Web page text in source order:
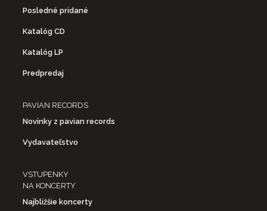
Posledné pridané
Katalóg CD
Katalóg LP
Predpredaj
PAVIAN RECORDS
Novinky z pavian records
Vydavateľstvo
VSTUPENKY
NA KONCERTY
Najbližšie koncerty